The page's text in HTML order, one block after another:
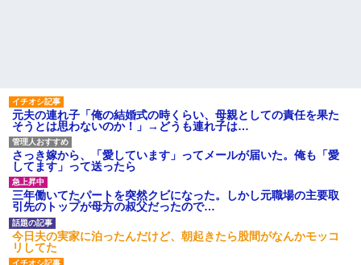
触らないでよ！」キチママ『そ
こに金庫があったから、開けて
みようとしただけ☆』義兄「泥
は出てけ！二度と来るな！」結
果・・・
私「初めて飲む味だけどなん
のお茶？」彼「ちっ！」私「」
【GIF】JSのカンチョーワロ
タ
後続車にクラクションを鳴ら
され彼氏が逆切れ。「何クラク
ション鳴らしてんだ！降りてこ
いよ！」と怒鳴りだし...
元夫の連れ子「俺の結婚式の時くらい、母親としての責任を果た
そうとは思わないのか！」→どうも連れ子は…
さっき嫁から、「愛しています」ってメールが届いた。俺も「愛
してます」って送ったら
三年働いてたパートを突然クビになった。しかし元職場の主要取
引先のトップが母方の叔父だったので…
今日夫の実家に泊ったんだけど、朝起きたら股間がなんかモッコ
リしてた